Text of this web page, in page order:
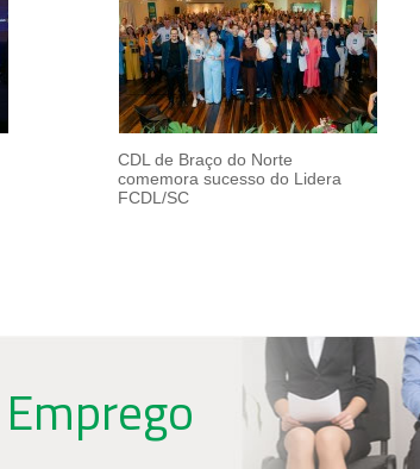
CDL de Braço do Norte
comemora sucesso do Lidera
FCDL/SC
Emprego